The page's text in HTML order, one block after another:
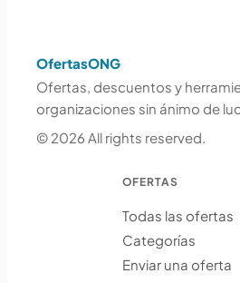
OfertasONG
Ofertas, descuentos y
organizaciones sin ánimo de
© 2026 All rights reserved.
OFERTAS
Todas las ofertas
Categorías
Enviar una oferta